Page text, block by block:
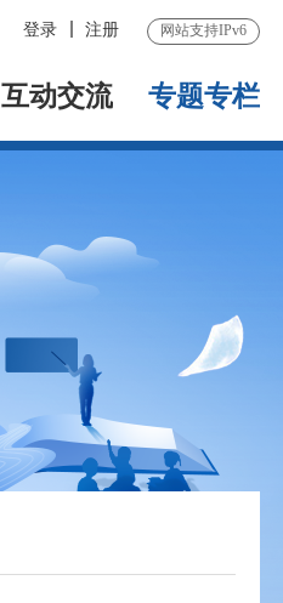
登录 注册 网站支持IPv6
互动交流 专题专栏